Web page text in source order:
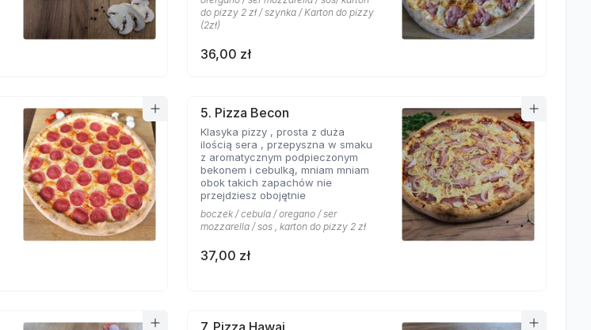
do pizzy 2 zł / szynka / Karton do pizzy
(2zł)
36,00 zł
5. Pizza Becon
Klasyka pizzy , prosta z duża
ilością sera , przepyszna w smaku
z aromatycznym podpieczonym
bekonem i cebulką, mniam mniam
obok takich zapachów nie
przejdziesz obojętnie
boczek / cebula / oregano / ser
mozzarella / sos , karton do pizzy 2 zł
37,00 zł
7. Pizza Hawai